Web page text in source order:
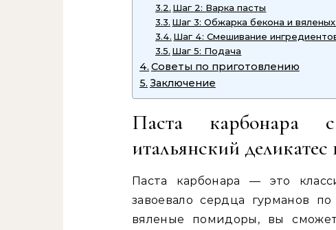
Шаг 2: Варка пасты
Шаг 3: Обжарка бекона и
Шаг 4: Смешивание
Шаг 5: Подача
Советы по приготовлению
Заключение
Паста карбонара
итальянский
Паста карбонара — это
завоевало сердца гурманов
вяленые помидоры, вы